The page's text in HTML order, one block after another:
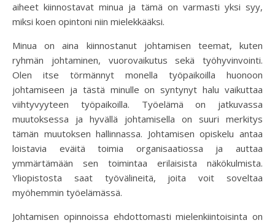
aiheet kiinnostavat minua ja tämä on varmasti yksi syy,
miksi koen opintoni niin mielekkääksi.
Minua on aina kiinnostanut johtamisen teemat, kuten
ryhmän johtaminen, vuorovaikutus sekä työhyvinvointi.
Olen itse törmännyt monella työpaikoilla huonoon
johtamiseen ja tästä minulle on syntynyt halu vaikuttaa
viihtyvyyteen työpaikoilla. Työelämä on jatkuvassa
muutoksessa ja hyvällä johtamisella on suuri merkitys
tämän muutoksen hallinnassa. Johtamisen opiskelu antaa
loistavia eväitä toimia organisaatiossa ja auttaa
ymmärtämään sen toimintaa erilaisista näkökulmista.
Yliopistosta saat työvälineitä, joita voit soveltaa
myöhemmin työelämässä.
Johtamisen opinnoissa ehdottomasti mielenkiintoisinta on